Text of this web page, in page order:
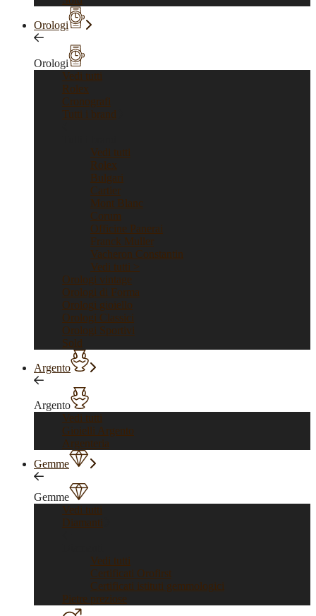
Orologi
Orologi
Vedi tutti
Rolex
Cronografi
Tutti i brand
Vedi tutti
Rolex
Bulgari
Cartier
Mont Blanc
Corum
Officine Panerai
Franck Muller
Vacheron Constantin
Vedi tutti >
Orologi vintage
Orologi di Forma
Orologi gioiello
Orologi Classici
Orologi Sportivi
Sold
Argento
Argento
Vedi tutti
Gioielli Argento
Argenteria
Gemme
Gemme
Vedi tutti
Diamanti
Vedi tutti
Certificati Orofirst
Certificati istituti gemmologici
Pietre preziose